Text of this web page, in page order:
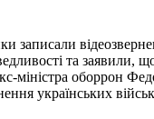
записали
та заявили,
міністра оборрон
українських